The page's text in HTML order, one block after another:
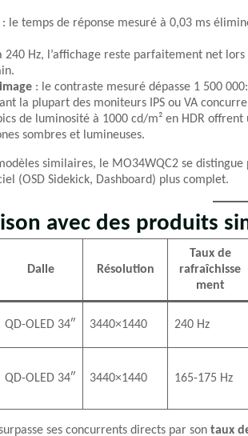
: le temps de réponse mesuré à 0,03 ms
240 Hz, l’affichage reste parfaitement net
: le contraste mesuré dépasse 1 500
la plupart des moniteurs IPS ou VA
de luminosité à 1000 cd/m² en HDR
sombres et lumineuses.
similaires, le MO34WQC2 se
(OSD Sidekick, Dashboard) plus complet.
avec des produits
Dalle Résolution
Taux de
rafraîchisse
ment
QD-OLED 34″ 3440×1440 240 Hz
QD-OLED 34″ 3440×1440 165-175 Hz
ses concurrents directs par son taux